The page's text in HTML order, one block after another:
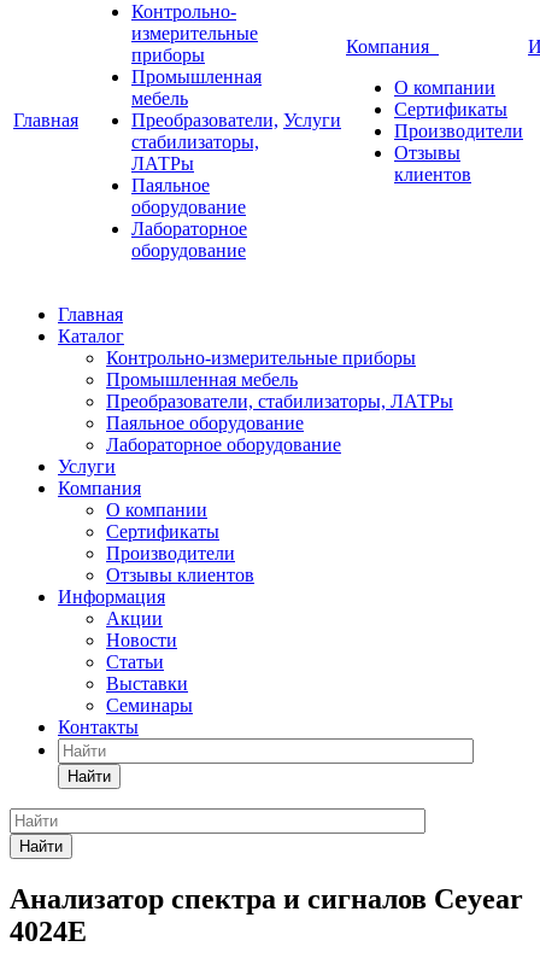
Главная
Контрольно-
измерительные
приборы
Промышленная
мебель
Преобразователи,
стабилизаторы,
ЛАТРы
Паяльное
оборудование
Лабораторное
оборудование
Услуги
Компания
О компании
Сертификаты
Производители
Отзывы
клиентов
Главная
Каталог
Контрольно-измерительные приборы
Промышленная мебель
Преобразователи, стабилизаторы, ЛАТРы
Паяльное оборудование
Лабораторное оборудование
Услуги
Компания
О компании
Сертификаты
Производители
Отзывы клиентов
Информация
Акции
Новости
Статьи
Выставки
Семинары
Контакты
Найти
Найти
Анализатор спектра и сигналов Ceyear
4024E